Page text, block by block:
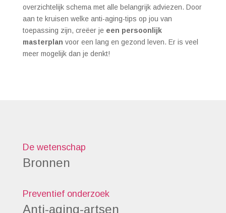
overzichtelijk schema met alle belangrijk adviezen. Door
aan te kruisen welke anti-aging-tips op jou van
toepassing zijn, creëer je een persoonlijk
masterplan voor een lang en gezond leven. Er is veel
meer mogelijk dan je denkt!
De wetenschap
Bronnen
Preventief onderzoek
Anti-aging-artsen